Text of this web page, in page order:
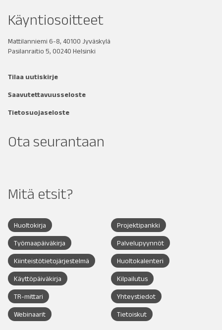
Käyntiosoitteet
Mattilanniemi 6-8, 40100 Jyväskylä
Pasilanraitio 5, 00240 Helsinki
Tilaa uutiskirje
Saavutettavuusseloste
Tietosuojaseloste
Ota seurantaan
Mitä etsit?
Huoltokirja Projektipankki
Työmaapäiväkirja Palvelupyynnöt
Kiinteistötietojärjestelmä Huoltokalenteri
Käyttöpäiväkirja Kilpailutus
TR-mittari Yhteystiedot
Webinaarit Tietoiskut